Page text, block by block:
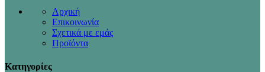
Αρχική
Επικοινωνία
Σχετικά με εμάς
Προϊόντα
Κατηγορίες